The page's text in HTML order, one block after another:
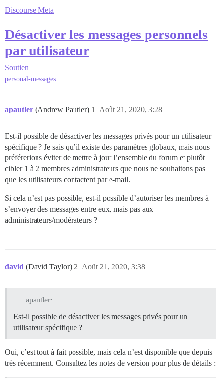
Discourse Meta
Désactiver les messages personnels
par utilisateur
Soutien
personal-messages
apautler (Andrew Pautler) Août 21, 2020, 3:28
1
Est-il possible de désactiver les messages privés pour un utilisateur
spécifique ? Je sais qu’il existe des paramètres globaux, mais nous
préférerions éviter de mettre à jour l’ensemble du forum et plutôt
cibler 1 à 2 membres administrateurs que nous ne souhaitons pas
que les utilisateurs contactent par e-mail.
Si cela n’est pas possible, est-il possible d’autoriser les membres à
s’envoyer des messages entre eux, mais pas aux
administrateurs/modérateurs ?
david (David Taylor) Août 21, 2020, 3:38
2
apautler:
Est-il possible de désactiver les messages privés pour un
utilisateur spécifique ?
Oui, c’est tout à fait possible, mais cela n’est disponible que depuis
très récemment. Consultez les notes de version pour plus de détails :